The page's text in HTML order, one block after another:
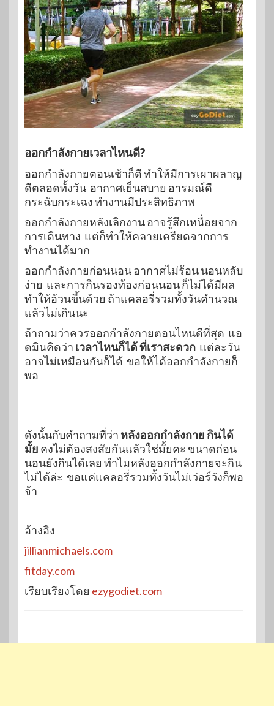
ออกกำลังกายเวลาไหนดี?
ออกกำลังกายตอนเช้าก็ดี ทำให้มีการเผาผลาญ
ดีตลอดทั้งวัน อากาศเย็นสบาย อารมณ์ดี
กระฉับกระเฉง ทำงานมีประสิทธิภาพ
ออกกำลังกายหลังเลิกงาน อาจรู้สึกเหนื่อยจาก
การเดินทาง แต่ก็ทำให้คลายเครียดจากการ
ทำงานได้มาก
ออกกำลังกายก่อนนอน อากาศไม่ร้อน นอนหลับ
ง่าย และการกินรองท้องก่อนนอน ก็ไม่ได้มีผล
ทำให้อ้วนขึ้นด้วย ถ้าแคลอรี่รวมทั้งวันคำนวณ
แล้วไม่เกินนะ
ถ้าถามว่าควรออกกำลังกายตอนไหนดีที่สุด แอ
ดมินคิดว่า เวลาไหนก็ได้ ที่เราสะดวก แต่ละวัน
อาจไม่เหมือนกันก็ได้ ขอให้ได้ออกกำลังกายก็
พอ
ดังนั้นกับคำถามที่ว่า หลังออกกำลังกาย กินได้
มั้ย คงไม่ต้องสงสัยกันแล้วใช่มั้ยคะ ขนาดก่อน
นอนยังกินได้เลย ทำไมหลังออกกำลังกายจะกิน
ไม่ได้ล่ะ ขอแค่แคลอรี่รวมทั้งวันไม่เว่อร์วังก็พอ
จ้า
อ้างอิง
jillianmichaels.com
fitday.com
เรียบเรียงโดย ezygodiet.com